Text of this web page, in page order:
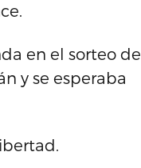
en el sorteo de
y se esperaba